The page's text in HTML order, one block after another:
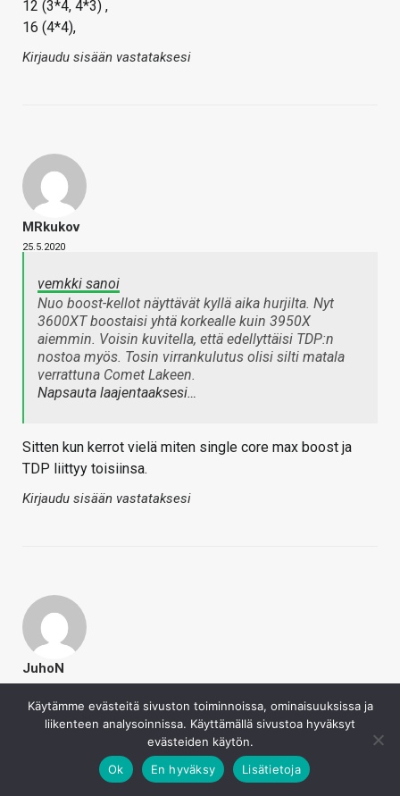
12 (3*4, 4*3) ,
16 (4*4),
Kirjaudu sisään vastataksesi
MRkukov
25.5.2020
vemkki sanoi
Nuo boost-kellot näyttävät kyllä aika hurjilta. Nyt
3600XT boostaisi yhtä korkealle kuin 3950X
aiemmin. Voisin kuvitella, että edellyttäisi TDP:n
nostoa myös. Tosin virrankulutus olisi silti matala
verrattuna Comet Lakeen.
Napsauta laajentaaksesi…
Sitten kun kerrot vielä miten single core max boost ja
TDP liittyy toisiinsa.
Kirjaudu sisään vastataksesi
JuhoN
mRkukov sanoi
Sitten kun kerrot vielä miten single core max boost
ja TDP liittyy toisiinsa.
Napsauta laajentaaksesi…
Käytämme evästeitä sivuston toiminnoissa, ominaisuuksissa ja
liikenteen analysoinnissa. Käyttämällä sivustoa hyväksyt
evästeiden käytön.
Ok
En hyväksy Lisätietoja